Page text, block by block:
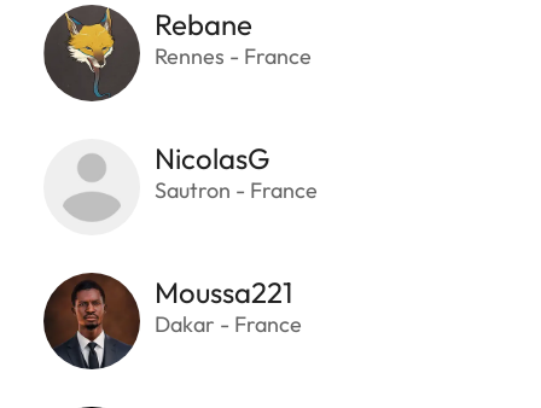
Rebane
Rennes - France
NicolasG
Sautron - France
Moussa221
Dakar - France